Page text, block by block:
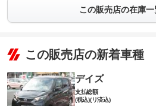
この販売店の在庫
この販売店の新着車種
デイズ
支払総額
(税込)(リ済込)